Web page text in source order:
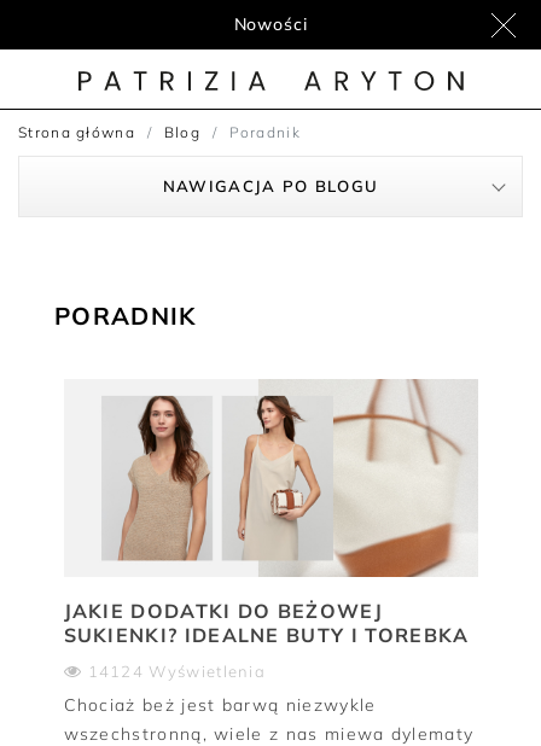
Nowości
Strona główna Blog Poradnik
NAWIGACJA PO BLOGU
PORADNIK
JAKIE DODATKI DO BEŻOWEJ
SUKIENKI? IDEALNE BUTY I TOREBKA
14124 Wyświetlenia
Chociaż beż jest barwą niezwykle
wszechstronną, wiele z nas miewa dylematy